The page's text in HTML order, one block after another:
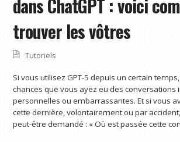
dans ChatGPT : voici
trouver les vôtres
Tutoriels
Si vous utilisez GPT-5 depuis un certain
chances que vous ayez eu des conversations
personnelles ou embarrassantes. Et si vous
cette dernière, volontairement ou par
peut-être demandé : « Où est passée cette